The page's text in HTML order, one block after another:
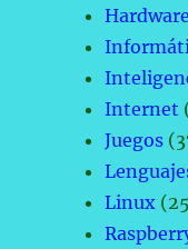
Hardware
Internet
Juegos
Linux